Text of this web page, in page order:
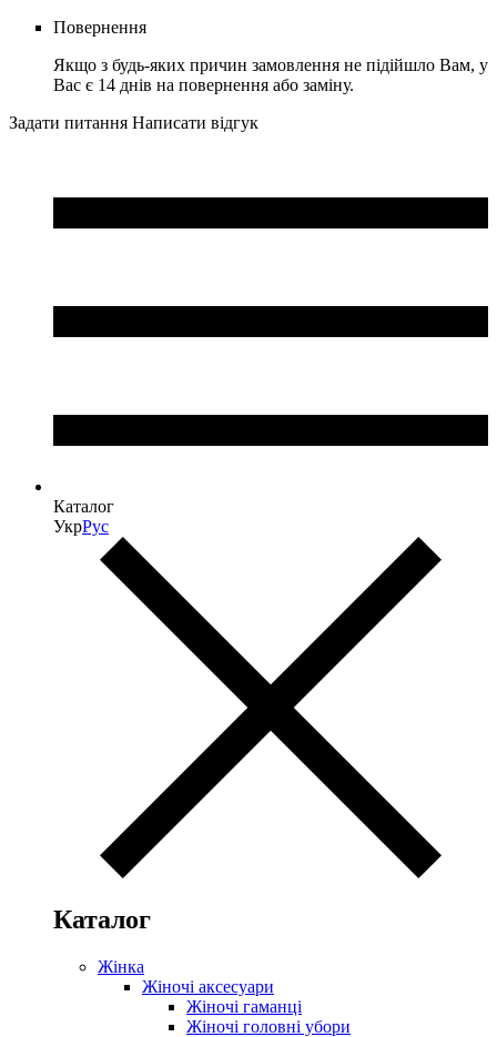
Повернення
Якщо з будь-яких причин замовлення не підійшло Вам, у
Вас є 14 днів на повернення або заміну.
Задати питання Написати відгук
Каталог
УкрРус
Каталог
Жінка
Жіночі аксесуари
Жіночі гаманці
Жіночі головні убори